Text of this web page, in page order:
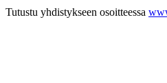
Tutustu yhdistykseen osoitteessa